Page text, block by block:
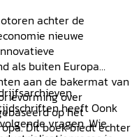
achter de
nieuwe
als buiten Europa
aan de bakermat van
over
op het
Dit boek biedt echter
heeft Oonk
vragen. Wie